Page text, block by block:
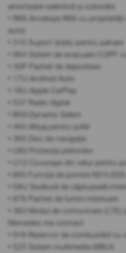
amortizare selectivă și coborâre
• R66 Anvelope R66 cu proprietăți
euro)
• 310 Suport dublu pentru pahare
• 964 Sistem de evacuare COPF
• 30P Pachet de depozitare
• 17U Android Auto
• 16U Apple CarPlay
• 537 Radio digital
• B59 Dynamic Select
• 464 Afișaj pentru șofer
• 365 Disc de navigație
• U60 Protecția pietonilor
• U12 Covorașe din velur pentru
• 893 Funcția de pornire
• 58U Țesătură de căptușeală
• 876 Pachet de lumini interioare
• 383 Modul de comunicare
Mercedes me connect
• 916 Rezervor de combustibil cu
• 525 Sistem multimedia MBUX